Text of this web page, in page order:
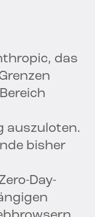
das
auszuloten.
bisher
Day-